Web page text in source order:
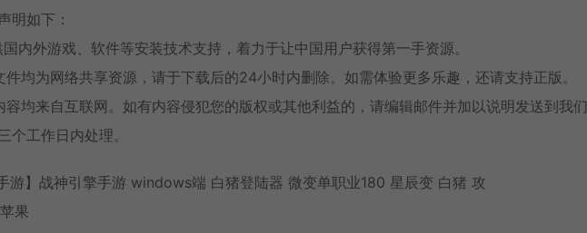
明如下：
内外游戏、软件等安装技术支持，着力于让中国用户获得第一手资源。
均为网络共享资源，请于下载后的24小时内删除。如需体验更多乐趣，还请支持正版。
均来自互联网。如有内容侵犯您的版权或其他利益的，请编辑邮件并加以说明发送到我们
个工作日内处理。